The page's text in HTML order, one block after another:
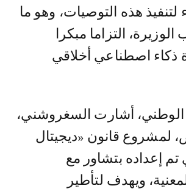
لتنفيذ هذه التوصيات، وهو ما
التزاما مبكرا
ذكاء اصطناعي أخلاقي
أشارت السغروشني،
لمشروع قانون «ديجيتال
تم إعداده بتشاور مع
ويهدف لتأطير